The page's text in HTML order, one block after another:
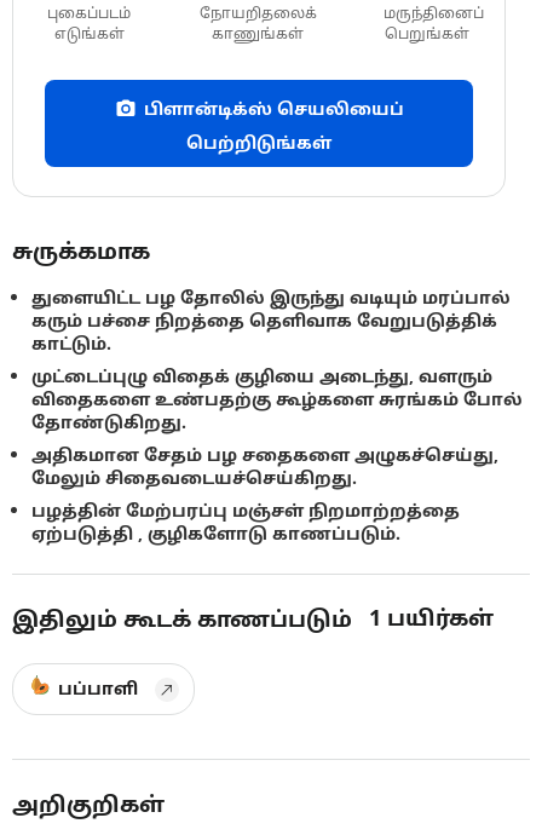
புகைப்படம்
எடுங்கள்
நோயறிதலைக்
காணுங்கள்
மருந்தினைப்
பெறுங்கள்
பிளான்டிக்ஸ் செயலியைப்
பெற்றிடுங்கள்
சுருக்கமாக
துளையிட்ட பழ தோலில் இருந்து வடியும் மரப்பால்
கரும் பச்சை நிறத்தை தெளிவாக வேறுபடுத்திக்
காட்டும்.
முட்டைப்புழு விதைக் குழியை அடைந்து, வளரும்
விதைகளை உண்பதற்கு கூழ்களை சுரங்கம் போல்
தோண்டுகிறது.
அதிகமான சேதம் பழ சதைகளை அழுகச்செய்து,
மேலும் சிதைவடையச்செய்கிறது.
பழத்தின் மேற்பரப்பு மஞ்சள் நிறமாற்றத்தை
ஏற்படுத்தி , குழிகளோடு காணப்படும்.
இதிலும் கூடக் காணப்படும் 1 பயிர்கள்
பப்பாளி
அறிகுறிகள்